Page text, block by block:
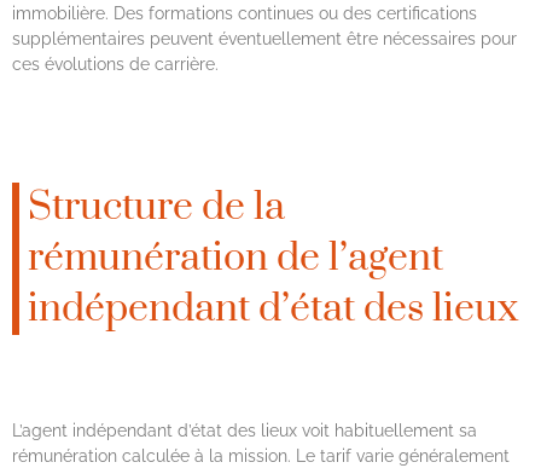
immobilière. Des formations continues ou des certifications
supplémentaires peuvent éventuellement être nécessaires pour
ces évolutions de carrière.
Structure de la
rémunération de l’agent
indépendant d’état des lieux
L’agent indépendant d’état des lieux voit habituellement sa
rémunération calculée à la mission. Le tarif varie généralement